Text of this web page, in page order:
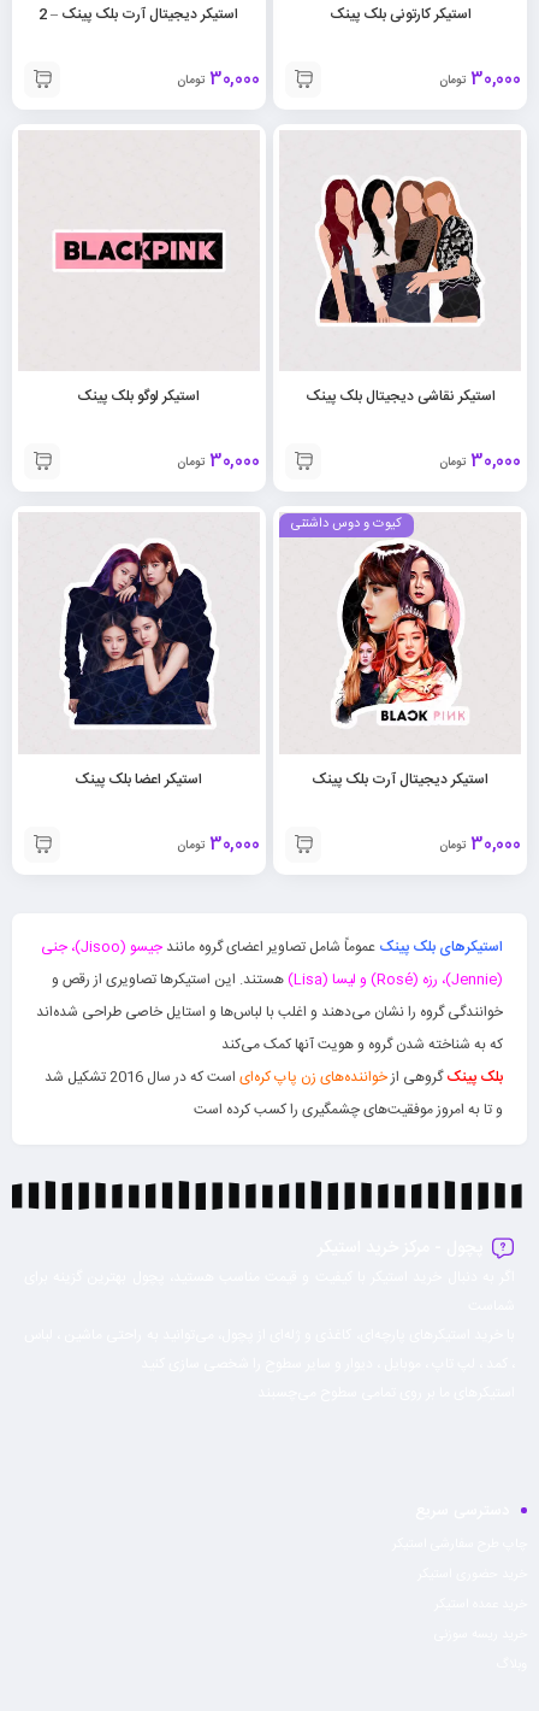
استیکر کارتونی بلک پینک
30,000 تومان
استیکر دیجیتال آرت بلک پینک – 2
30,000 تومان
استیکر نقاشی دیجیتال بلک پینک
30,000 تومان
استیکر لوگو بلک پینک
30,000 تومان
کیوت و دوس داشتنی
استیکر دیجیتال آرت بلک پینک
30,000 تومان
استیکر اعضا بلک پینک
30,000 تومان
استیکرهای بلک پینک عموماً شامل تصاویر اعضای گروه مانند
جیسو (Jisoo)، جنی
(Jennie)، رزه (Rosé) و لیسا (Lisa)
هستند. این استیکرها تصاویری از رقص و
خوانندگی گروه را نشان می‌دهند و اغلب با لباس‌ها و استایل خاصی طراحی شده‌اند
که به شناخته شدن گروه و هویت آنها کمک می‌کند
بلک پینک گروهی ازخواننده‌های زن پاپ کره‌ای
است که در سال 2016 تشکیل شد
و تا به امروز موفقیت‌های چشمگیری را کسب کرده است